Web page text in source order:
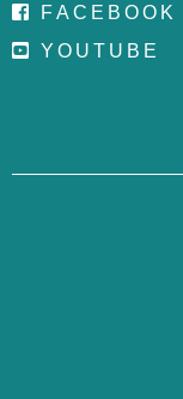
FA C E B OO K
Y O U T U B E